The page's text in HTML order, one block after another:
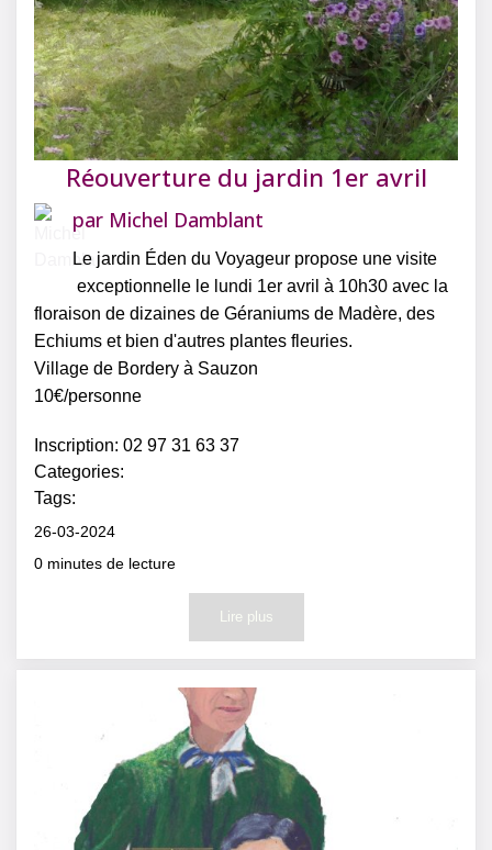
Réouverture du jardin 1er avril
par Michel Damblant
Le jardin Éden du Voyageur propose une visite
exceptionnelle le lundi 1er avril à 10h30 avec la
floraison de dizaines de Géraniums de Madère, des
Echiums et bien d'autres plantes fleuries.
Village de Bordery à Sauzon
10€/personne
Inscription: 02 97 31 63 37
Categories:
Tags:
26-03-2024
0 minutes de lecture
Lire plus